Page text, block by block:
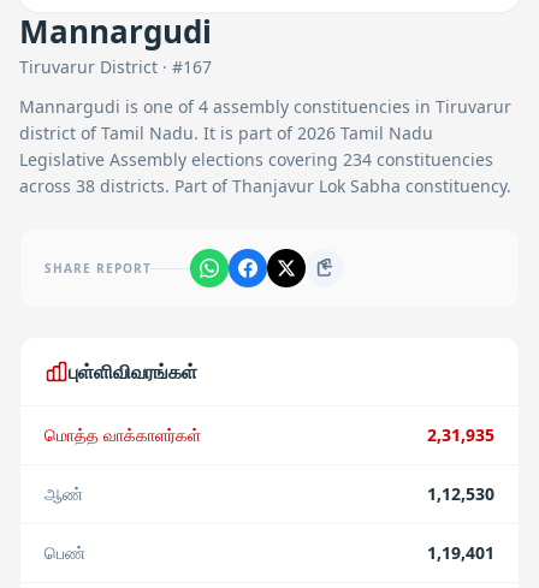
Mannargudi
Tiruvarur District · #167
Mannargudi is one of4 assembly constituencies in Tiruvarur
district of Tamil Nadu. It is part of 2026 Tamil Nadu
Legislative Assembly elections covering 234 constituencies
across 38 districts. Part of Thanjavur Lok Sabha constituency.
SHARE REPORT
புள்ளிவிவரங்கள்
மொத்த வாக்காளர்கள் 2,31,935
ஆண் 1,12,530
பெண் 1,19,401